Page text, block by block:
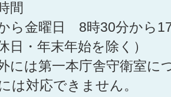
間
から金曜日 8時30分から
日・年末年始を除く）
には第一本庁舎守衛室に
は対応できません。